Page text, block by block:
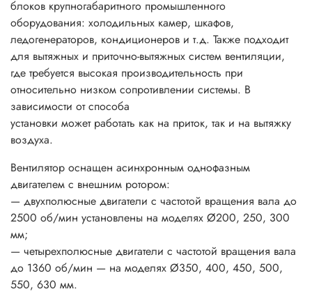
блоков крупногабаритного промышленного
оборудования: холодильных камер, шкафов,
ледогенераторов, кондиционеров и т.д. Также подходит
для вытяжных и приточно-вытяжных систем вентиляции,
где требуется высокая производительность при
относительно низком сопротивлении системы. В
зависимости от способа
установки может работать как на приток, так и на вытяжку
воздуха.
Вентилятор оснащен асинхронным однофазным
двигателем с внешним ротором:
— двухполюсные двигатели с частотой вращения вала до
2500 об/мин установлены на моделях Ø200, 250, 300
мм;
— четырехполюcные двигатели с частотой вращения вала
до 1360 об/мин — на моделях Ø350, 400, 450, 500,
550, 630 мм.